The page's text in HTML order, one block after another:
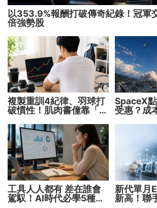
以353.9%報酬打破傳奇紀錄！冠軍
倍強勢股
複製重訓4紀律、羽球打
破慣性！肌肉書僮靠「動
SpaceX
受惠？成
工具人人都有 差在誰會
駕馭！AI時代必學5種能
新代單月
新高！聯